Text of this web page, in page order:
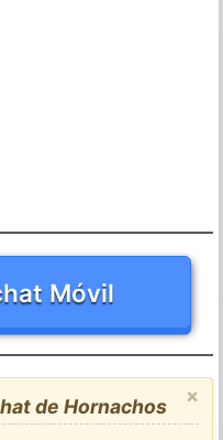
Móvil
×
de Hornachos